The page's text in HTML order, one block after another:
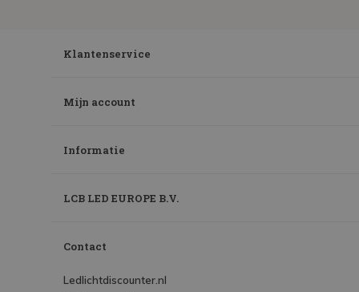
Klantenservice
Mijn account
Informatie
LCB LED EUROPE B.V.
Contact
Ledlichtdiscounter.nl